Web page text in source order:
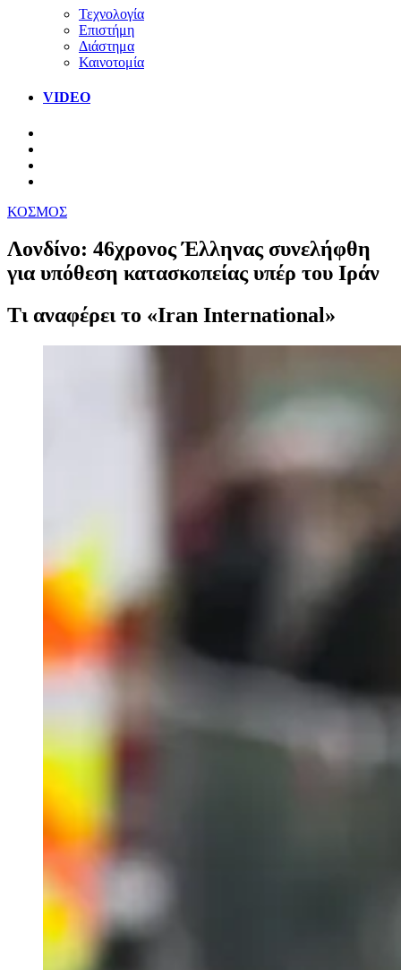
Τεχνολογία
Επιστήμη
Διάστημα
Καινοτομία
VIDEO
ΚΟΣΜΟΣ
Λονδίνο: 46χρονος Έλληνας συνελήφθη
για υπόθεση κατασκοπείας υπέρ του Ιράν
Τι αναφέρει το «Iran International»